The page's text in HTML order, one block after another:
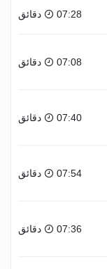
07:28 دقائق
07:08 دقائق
07:40 دقائق
07:54 دقائق
07:36 دقائق